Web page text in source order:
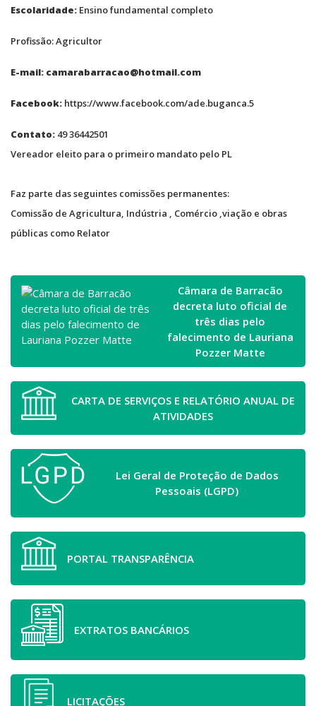
Escolaridade: Ensino fundamental completo
Profissão: Agricultor
E-mail: camarabarracao@hotmail.com
Facebook: https://www.facebook.com/ade.buganca.5
Contato: 49 36442501
Vereador eleito para o primeiro mandato pelo PL
Faz parte das seguintes comissões permanentes:
Comissão de Agricultura, Indústria , Comércio ,viação e obras
públicas como Relator
Câmara de Barracão
decreta luto oficial de
três dias pelo
falecimento de Lauriana
Pozzer Matte
CARTA DE SERVIÇOS E RELATÓRIO ANUAL DE
ATIVIDADES
Lei Geral de Proteção de Dados
Pessoais (LGPD)
PORTAL TRANSPARÊNCIA
EXTRATOS BANCÁRIOS
LICITAÇÕES